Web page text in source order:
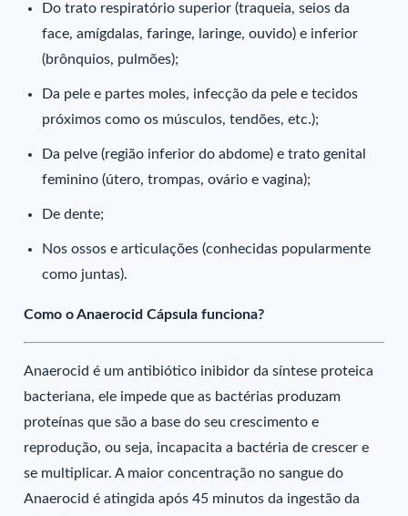
Do trato respiratório superior (traqueia, seios da
face, amígdalas, faringe, laringe, ouvido) e inferior
(brônquios, pulmões);
Da pele e partes moles, infecção da pele e tecidos
próximos como os músculos, tendões, etc.);
Da pelve (região inferior do abdome) e trato genital
feminino (útero, trompas, ovário e vagina);
De dente;
Nos ossos e articulações (conhecidas popularmente
como juntas).
Como o Anaerocid Cápsula funciona?
Anaerocid é um antibiótico inibidor da síntese proteica
bacteriana, ele impede que as bactérias produzam
proteínas que são a base do seu crescimento e
reprodução, ou seja, incapacita a bactéria de crescer e
se multiplicar. A maior concentração no sangue do
Anaerocid é atingida após 45 minutos da ingestão da